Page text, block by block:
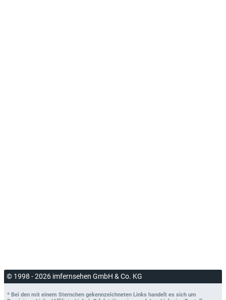
© 1998 - 2026 imfernsehen GmbH & Co. KG
* Bei den mit einem Sternchen gekennzeichneten Links handelt es sich um